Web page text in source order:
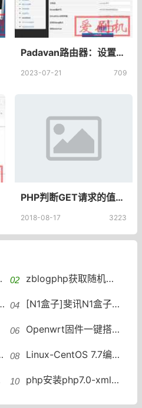
Padavan路由器：设置无线上网时段与自动重启的实现
2023-07-21 709
PHP判断GET请求的值为空PHP中empty()和isset()的区别
2018-08-17 3223
zblogphp获取随机文章内容作为摘要代码，清除摘要代码去除空格
[N1盒子]斐讯N1盒子openwrt固件docker安装lnmp安装可道云解决可道云上传速度慢问题
Openwrt固件一键搭建web php环境命令安装 Padavan、LEDE、梅林固件上安装Entware环境
Linux-CentOS 7.7编译安装PHP，阿里云Centos 7安装PHP(源码编译安装PHP)
php安装php7.0-xml解决utf8_decode报错Call to undefined function utf8_decode调用未定义的函数utf8_decode